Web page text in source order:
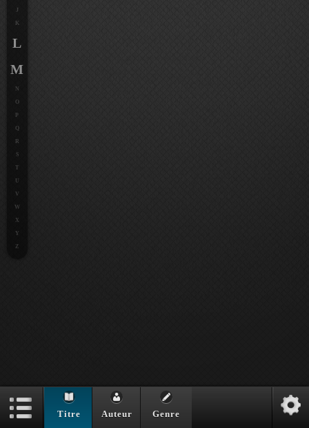
J
K
L
M
N
O
P
Q
R
S
T
U
V
W
X
Y
Z
Titre Auteur Genre